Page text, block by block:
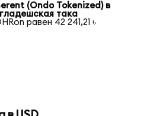
(Ondo Tokenized) в
така
равен 42 241,21 ৳